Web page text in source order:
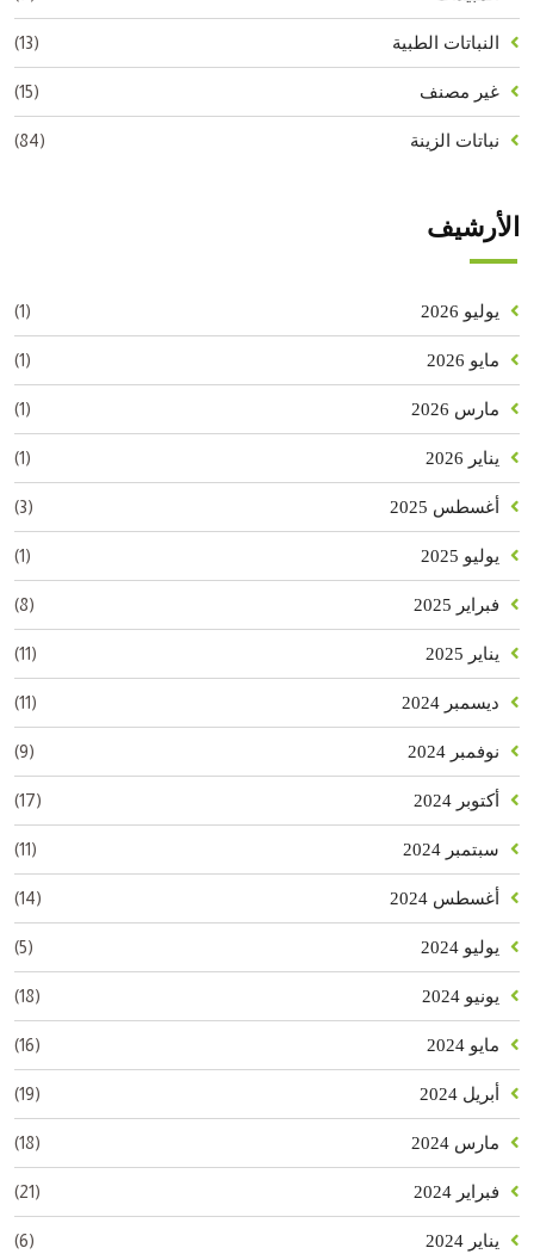
النباتات الطبية (13)
غير مصنف (15)
نباتات الزينة (84)
الأرشيف
يوليو 2026 (1)
مايو 2026 (1)
مارس 2026 (1)
يناير 2026 (1)
أغسطس 2025 (3)
يوليو 2025 (1)
فبراير 2025 (8)
يناير 2025 (11)
ديسمبر 2024 (11)
نوفمبر 2024 (9)
أكتوبر 2024 (17)
سبتمبر 2024 (11)
أغسطس 2024 (14)
يوليو 2024 (5)
يونيو 2024 (18)
مايو 2024 (16)
أبريل 2024 (19)
مارس 2024 (18)
فبراير 2024 (21)
يناير 2024 (6)